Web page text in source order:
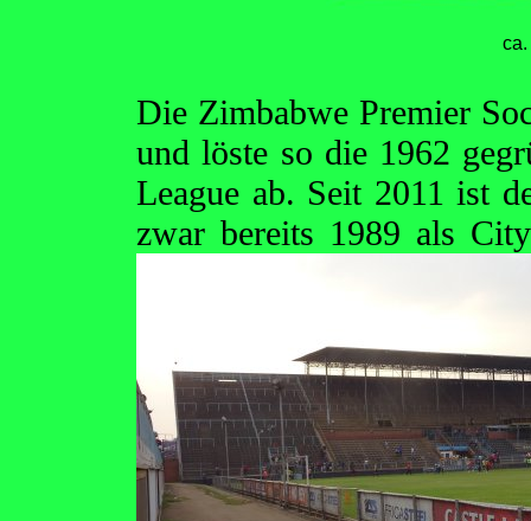
Die Zimbabwe Premier
und löste so die 1962
League ab. Seit 2011 ist
zwar bereits 1989 als